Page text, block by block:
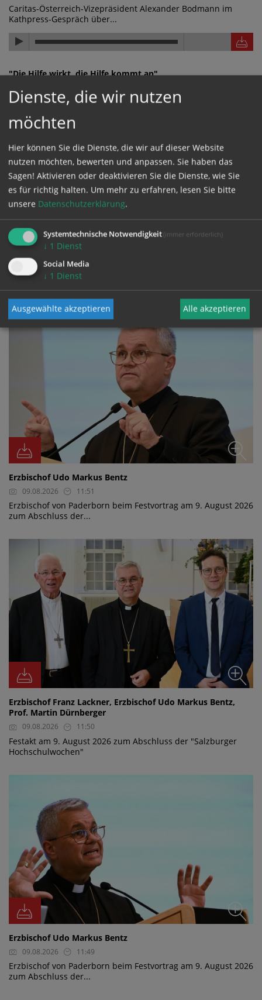
Caritas-Österreich-Vizepräsident Alexander Bodmann im
Kathpress-Gespräch über...
"Die Hilfe wirkt, die Hilfe kommt an"
Caritas-Österreich-Vizepräsident Alexander Bodmann im
"Wasserwerk finanziert und nachhaltig aufgestellt"
06.07.2026 20:43
Caritas-Österreich-Vizepräsident Alexander Bodmann im
Kathpress-Gespräch über ein...
FOTO
Erzbischof Udo Markus Bentz
09.08.2026 11:51
Erzbischof von Paderborn beim Festvortrag am 9. August 2026
zum Abschluss der...
Erzbischof Franz Lackner, Erzbischof Udo Markus Bentz,
Prof. Martin Dürnberger
09.08.2026 11:50
Festakt am 9. August 2026 zum Abschluss der "Salzburger
Hochschulwochen"
Erzbischof Udo Markus Bentz
09.08.2026 11:49
Erzbischof von Paderborn beim Festvortrag am 9. August 2026
zum Abschluss der...
Dienste, die wir nutzen
möchten
Hier können Sie die Dienste, die wir auf dieser Website
nutzen möchten, bewerten und anpassen. Sie haben das
Sagen! Aktivieren oder deaktivieren Sie die Dienste, wie Sie
es für richtig halten. Um mehr zu erfahren, lesen Sie bitte
unsere Datenschutzerklärung.
Systemtechnische Notwendigkeit (immer erforderlich)
↓ 1 Dienst
Social Media
↓ 1 Dienst
Ausgewählte akzeptieren Alle akzeptieren